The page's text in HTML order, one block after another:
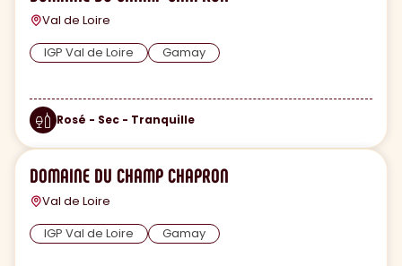
Val de Loire
IGP Val de Loire
Gamay
Rosé - Sec - Tranquille
DOMAINE DU CHAMP CHAPRON
Val de Loire
IGP Val de Loire
Gamay